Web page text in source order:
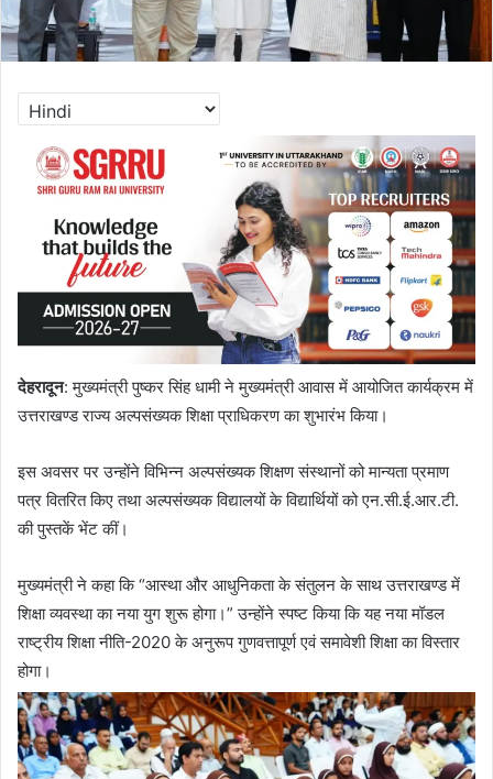
देहरादून: मुख्यमंत्री पुष्कर सिंह धामी ने मुख्यमंत्री आवास में आयोजित कार्यक्रम में
उत्तराखण्ड राज्य अल्पसंख्यक शिक्षा प्राधिकरण का शुभारंभ किया।
इस अवसर पर उन्होंने विभिन्न अल्पसंख्यक शिक्षण संस्थानों को मान्यता प्रमाण
पत्र वितरित किए तथा अल्पसंख्यक विद्यालयों के विद्यार्थियों को एन.सी.ई.आर.टी.
की पुस्तकें भेंट कीं।
मुख्यमंत्री ने कहा कि “आस्था और आधुनिकता के संतुलन के साथ उत्तराखण्ड में
शिक्षा व्यवस्था का नया युग शुरू होगा।” उन्होंने स्पष्ट किया कि यह नया मॉडल
राष्ट्रीय शिक्षा नीति-2020 के अनुरूप गुणवत्तापूर्ण एवं समावेशी शिक्षा का विस्तार
होगा।